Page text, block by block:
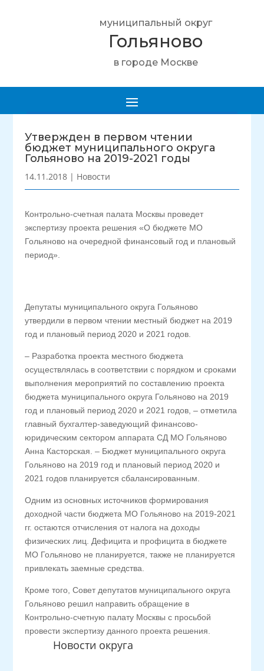
муниципальный округ
Гольяново
в городе Москве
Новости округа
Утвержден в первом чтении
бюджет муниципального округа
Гольяново на 2019-2021 годы
14.11.2018 | Новости
Контрольно-счетная палата Москвы проведет
экспертизу проекта решения «О бюджете МО
Гольяново на очередной финансовый год и плановый
период».
Депутаты муниципального округа Гольяново
утвердили в первом чтении местный бюджет на 2019
год и плановый период 2020 и 2021 годов.
– Разработка проекта местного бюджета
осуществлялась в соответствии с порядком и сроками
выполнения мероприятий по составлению проекта
бюджета муниципального округа Гольяново на 2019
год и плановый период 2020 и 2021 годов, – отметила
главный бухгалтер-заведующий финансово-
юридическим сектором аппарата СД МО Гольяново
Анна Касторская. – Бюджет муниципального округа
Гольяново на 2019 год и плановый период 2020 и
2021 годов планируется сбалансированным.
Одним из основных источников формирования
доходной части бюджета МО Гольяново на 2019-2021
гг. остаются отчисления от налога на доходы
физических лиц. Дефицита и профицита в бюджете
МО Гольяново не планируется, также не планируется
привлекать заемные средства.
Кроме того, Совет депутатов муниципального округа
Гольяново решил направить обращение в
Контрольно-счетную палату Москвы с просьбой
провести экспертизу данного проекта решения.